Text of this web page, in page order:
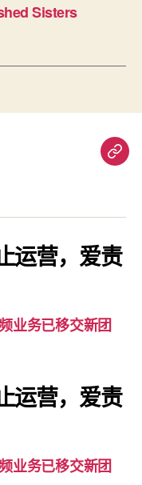
Sisters
重
知：
爱
责
视
运营，爱责
业务已移交新团
运营，爱责
业务已移交新团